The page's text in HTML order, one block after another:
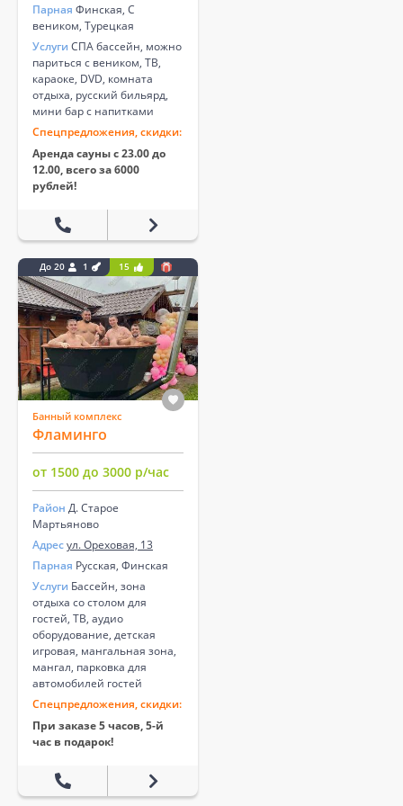
Парная Финская, С
веником, Турецкая
Услуги СПА бассейн, можно
париться с веником, ТВ,
караоке, DVD, комната
отдыха, русский бильярд,
мини бар с напитками
Спецпредложения, скидки:
Аренда сауны с 23.00 до
12.00, всего за 6000
рублей!
До 20 1 15
Банный комплекс
Фламинго
от 1500 до 3000 р/час
Район Д. Старое
Мартьяново
Адресул. Ореховая, 13
Парная Русская, Финская
Услуги Бассейн, зона
отдыха со столом для
гостей, ТВ, аудио
оборудование, детская
игровая, мангальная зона,
мангал, парковка для
автомобилей гостей
Спецпредложения, скидки:
При заказе 5 часов, 5-й
час в подарок!